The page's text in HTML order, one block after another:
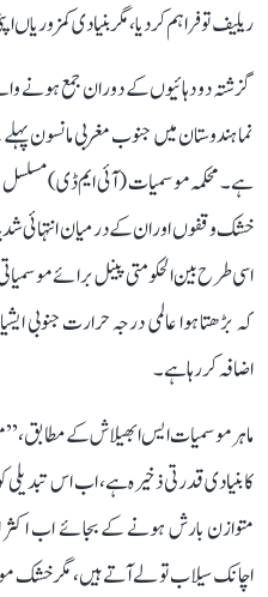
ریلیف تو فراہم کر دیا، مگر بنیادی کمزوریاں
گزشتہ دو دہائیوں کے دوران جمع ہونے
نما ہندوستان میں جنوب مغربی مانسون
ہے۔ محکمہ موسمیات (آئی ایم ڈی) مسلسل
خشک وقفوں اور ان کے درمیان انتہائی
اسی طرح بین الحکومتی پینل برائے
کہ بڑھتا ہوا عالمی درجہ حرارت جنوبی
اضافہ کر رہا ہے۔
ماہر موسمیات ایس ابھیلاش کے مطابق،
کا بنیادی قدرتی ذخیرہ ہے، اب اس
متوازن بارش ہونے کے بجائے اب اکثر
اچانک سیلاب تو لے آتے ہیں، مگر خشک